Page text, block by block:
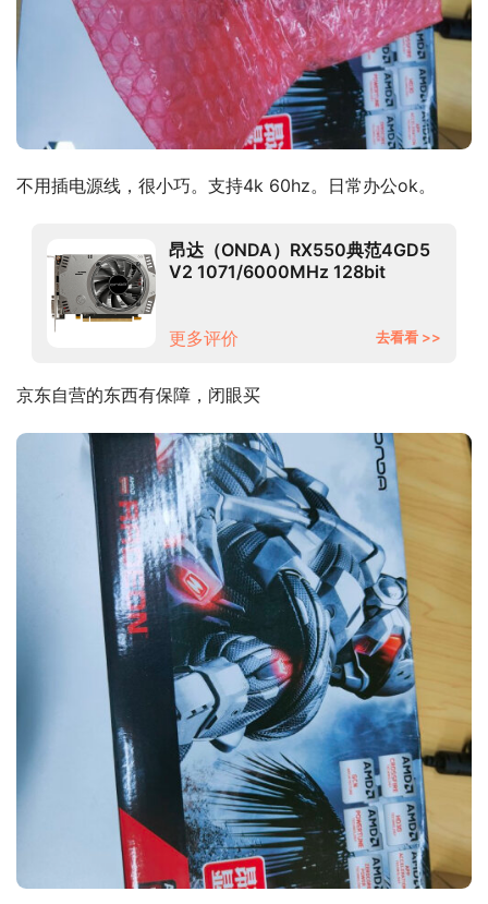
不用插电源线，很小巧。支持4k 60hz。日常办公ok。
昂达（ONDA）RX550典范4GD5
V2 1071/6000MHz 128bit
更多评价 去看看 >>
京东自营的东西有保障，闭眼买